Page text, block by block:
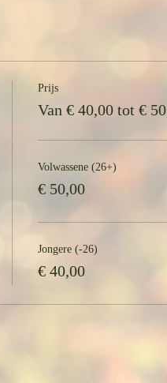
je dan in voor de sessie
Prijs
Van € 40,00 tot €
Volwassene (26+)
€ 50,00
Jongere (-26)
€ 40,00